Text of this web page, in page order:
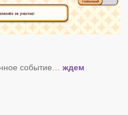
событие…ждем